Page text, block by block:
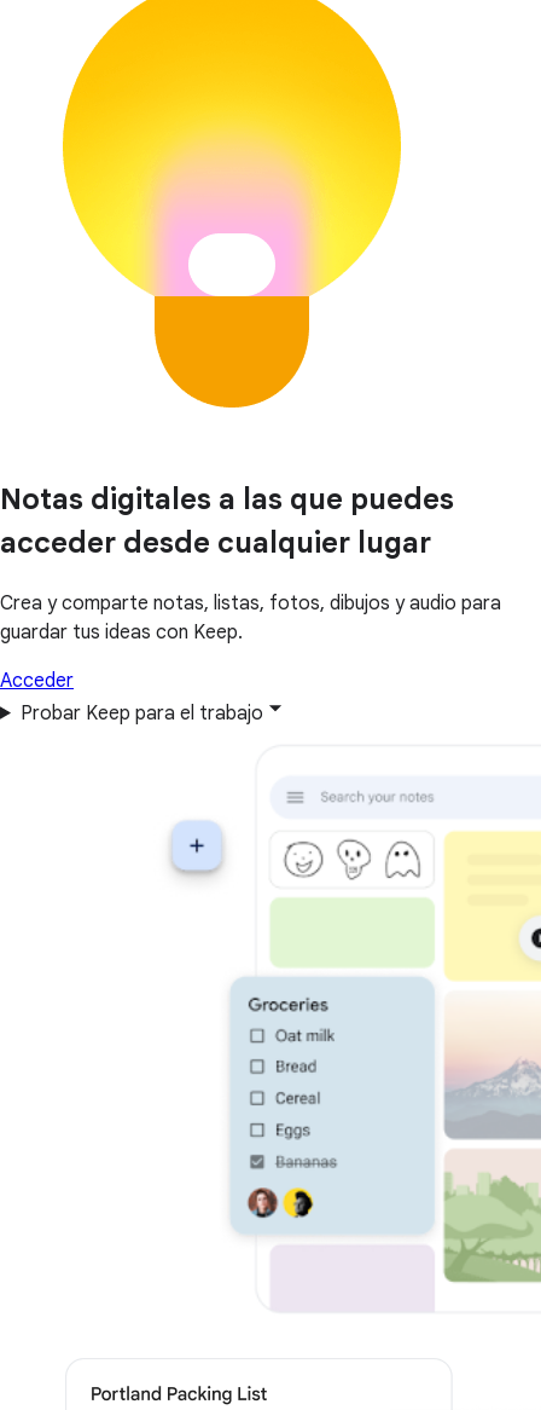
Notas digitales a las que puedes
acceder desde cualquier lugar
Crea y comparte notas, listas, fotos, dibujos y audio para
guardar tus ideas con Keep.
Acceder
Probar Keep para el trabajo